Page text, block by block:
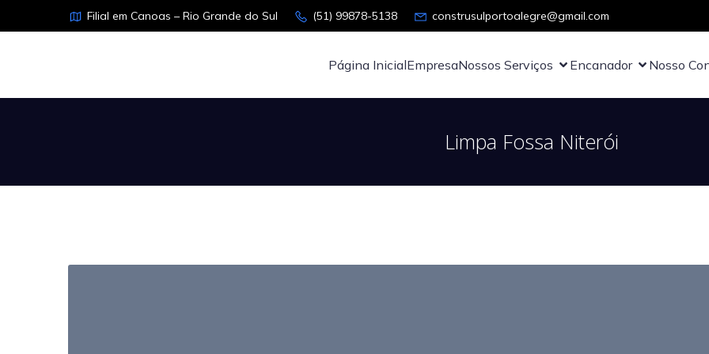
Filial em Canoas – Rio Grande do Sul (51) 99878-5138 construsulportoalegre@gmail.com
Página InicialEmpresaNossos Serviços Encanador Nosso
Limpa Fossa Niterói